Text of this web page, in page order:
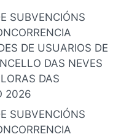
SUBVENCIÓNS
DE USUARIOS DE
DAS NEVES
DAS
2026
SUBVENCIÓNS